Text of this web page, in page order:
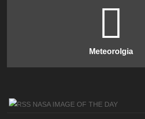
Meteorolgia
NASA IMAGE OF THE DAY